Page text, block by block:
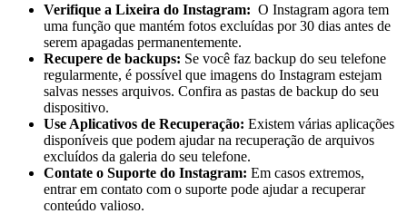
Verifique ⁢a Lixeira do Instagram: ⁢ O Instagram agora tem
uma função que mantém fotos excluídas ​por 30 dias antes de
serem apagadas permanentemente.
Recupere de backups: Se você ‌faz backup do seu telefone
⁢regularmente, é possível que imagens ⁢do Instagram‌ estejam
salvas nesses arquivos. Confira as pastas de backup do seu
dispositivo.
Use⁤ Aplicativos de Recuperação: ​Existem várias aplicações
disponíveis que podem ajudar na‍ recuperação de ‌arquivos
excluídos da ‍galeria do seu telefone.
Contate o Suporte do‍ Instagram: Em casos extremos,
entrar em contato com o suporte ​pode ajudar a⁣ recuperar
conteúdo valioso.